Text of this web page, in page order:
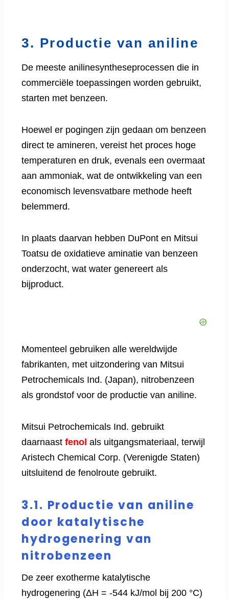
3. Productie van aniline
De meeste anilinesyntheseprocessen die in
commerciële toepassingen worden gebruikt,
starten met benzeen.
Hoewel er pogingen zijn gedaan om benzeen
direct te amineren, vereist het proces hoge
temperaturen en druk, evenals een overmaat
aan ammoniak, wat de ontwikkeling van een
economisch levensvatbare methode heeft
belemmerd.
In plaats daarvan hebben DuPont en Mitsui
Toatsu de oxidatieve aminatie van benzeen
onderzocht, wat water genereert als
bijproduct.
Momenteel gebruiken alle wereldwijde
fabrikanten, met uitzondering van Mitsui
Petrochemicals Ind. (Japan), nitrobenzeen
als grondstof voor de productie van aniline.
Mitsui Petrochemicals Ind. gebruikt
daarnaast fenol als uitgangsmateriaal, terwijl
Aristech Chemical Corp. (Verenigde Staten)
uitsluitend de fenolroute gebruikt.
3.1. Productie van aniline
door katalytische
hydrogenering van
nitrobenzeen
De zeer exotherme katalytische
hydrogenering (ΔH = -544 kJ/mol bij 200 °C)